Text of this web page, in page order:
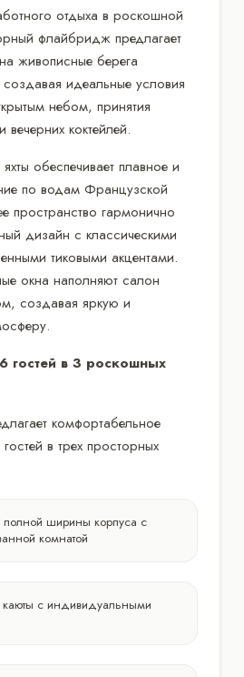
отдыха в роскошной
флайбридж предлагает
живописные берега
идеальные условия
небом, принятия
коктейлей.
обеспечивает плавное и
по водам Французской
пространство гармонично
дизайн с классическими
тиковыми акцентами.
окна наполняют салон
создавая яркую и
гостей в 3 роскошных
комфортабельное
в трех просторных
полной ширины корпуса с
комнатой
с индивидуальными